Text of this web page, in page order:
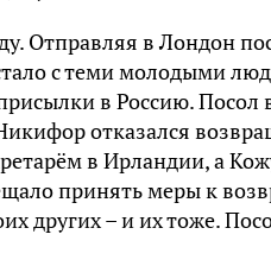
Отправляя в Лондон
с теми молодыми
в Россию.
отказался
в Ирландии, а
принять меры к
других – и их тоже.